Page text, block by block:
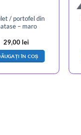
/ portofel din
– maro
29,00 lei
ÎN COȘ